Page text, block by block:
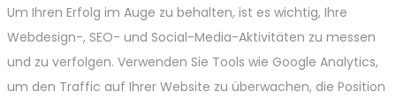
Um Ihren Erfolg im Auge zu behalten, ist es wichtig, Ihre
Webdesign-, SEO- und Social-Media-Aktivitäten zu messen
und zu verfolgen. Verwenden Sie Tools wie Google Analytics,
um den Traffic auf Ihrer Website zu überwachen, die Position